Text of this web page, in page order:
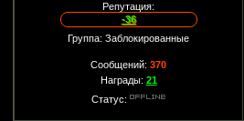
Репутация:
-36
Группа: Заблокированные
Сообщений:370
Награды: 21
Статус: